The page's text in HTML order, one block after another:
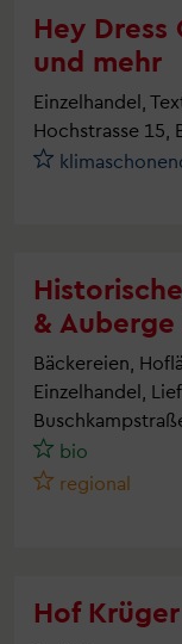
Hey
und mehr
Einzelhandel,
Hochstrasse 15,
&
Bäckereien,
Einzelhandel,
bio
regional
Hof Krüger